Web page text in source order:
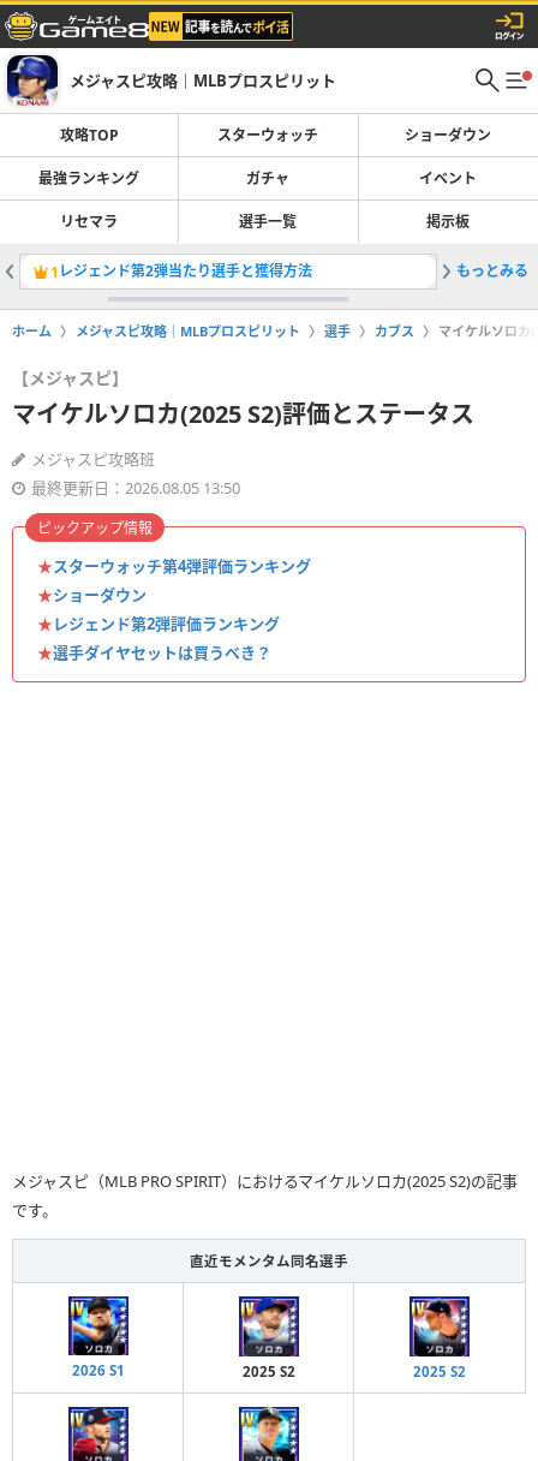
メジャスピ攻略｜MLBプロスピリット
攻略TOP スターウォッチ ショーダウン
最強ランキング ガチャ イベント
リセマラ 選手一覧 掲示板
1 レジェンド第2弾当たり選手と獲得方法 2グリフ
もっとみる
ホーム メジャスピ攻略｜MLBプロスピリット 選手 カブス マイケルソロカ
【メジャスピ】
マイケルソロカ(2025 S2)評価とステータス
メジャスピ攻略班
最終更新日：2026.08.05 13:50
★スターウォッチ第4弾評価ランキング
★ショーダウン
★レジェンド第2弾評価ランキング
★選手ダイヤセットは買うべき？
ピックアップ情報
メジャスピ（MLB PRO SPIRIT）におけるマイケルソロカ(2025 S2)の記事
です。
直近モメンタム同名選手
2026 S1 2025 S2 2025 S2